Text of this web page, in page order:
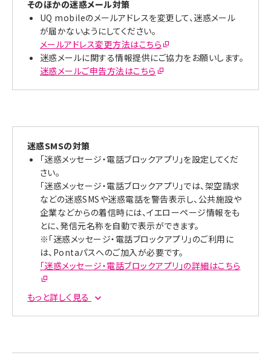
そのほかの迷惑メール対策
UQ mobileのメールアドレスを変更して、迷惑メール
が届かないようにしてください。
メールアドレス変更方法はこちら
迷惑メールに関する情報提供にご協力をお願いします。
迷惑メールご申告方法はこちら
迷惑SMSの対策
「迷惑メッセージ・電話ブロックアプリ」を設定してくだ
さい。
「迷惑メッセージ・電話ブロックアプリ」では、架空請求
などの迷惑SMSや迷惑電話を警告表示し、公共施設や
企業などからの着信時には、イエローページ情報をも
とに、発信元名称を自動で表示ができます。
※「迷惑メッセージ・電話ブロックアプリ」のご利用に
は、Pontaパスへのご加入が必要です。
「迷惑メッセージ・電話ブロックアプリ」の詳細はこちら
迷惑SMSの情報提供にご協力をお願いします。
迷惑SMSの情報提供にご協力いただける場合の手順
はこちら
もっと詳しく見る